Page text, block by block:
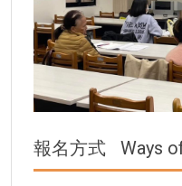
報名方式 Ways